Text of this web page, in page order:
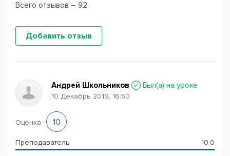
Всего отзывов – 92
Добавить отзыв
Андрей Школьников Был(a) на уроке
10 Декабрь 2019, 16:50
Оценка - 10
Преподаватель 10.0